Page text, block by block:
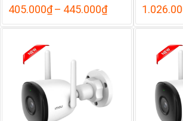
405.000₫– 445.000₫Khoảng
từ